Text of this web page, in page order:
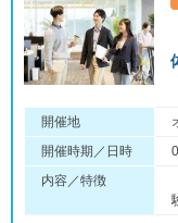
開催地
開催時期／日時
内容／特徴